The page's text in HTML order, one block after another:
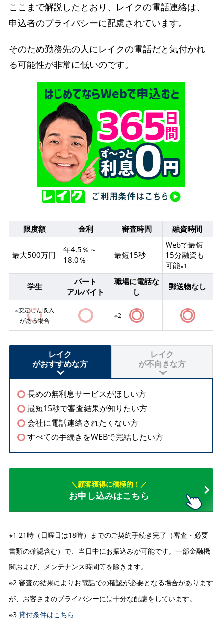
ここまで解説したとおり、レイクの電話連絡は、
申込者のプライバシーに配慮されています。
そのため勤務先の人にレイクの電話だと気付かれ
る可能性が非常に低いのです。
限度額 金利 審査時間 融資時間
最大500万円
年4.5％～
18.0％
最短15秒
Webで最短
15分融資も
可能※1
学生
パート
アルバイト
職場に電話な
し
郵送物なし
※安定した収入
がある場合
※2
レイク
がおすすめな方
レイク
が不向きな方
長めの無利息サービスがほしい方
最短15秒で審査結果が知りたい方
会社に電話連絡されたくない方
すべての手続きをWEBで完結したい方
＼顧客獲得に積極的！／
お申し込みはこちら
※1 21時（日曜日は18時）までのご契約手続き完了（審査・必要
書類の確認含む）で、当日中にお振込みが可能です。一部金融機
関および、メンテナンス時間等を除きます。
※2 審査の結果によりお電話での確認が必要となる場合があります
が、お客さまのプライバシーには十分な配慮をしています。
※3 貸付条件はこちら